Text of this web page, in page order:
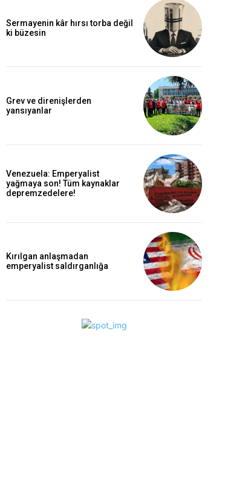
Sermayenin kâr hırsı torba değil
ki büzesin
Grev ve direnişlerden
yansıyanlar
Venezuela: Emperyalist
yağmaya son! Tüm kaynaklar
depremzedelere!
Kırılgan anlaşmadan
emperyalist saldırganlığa